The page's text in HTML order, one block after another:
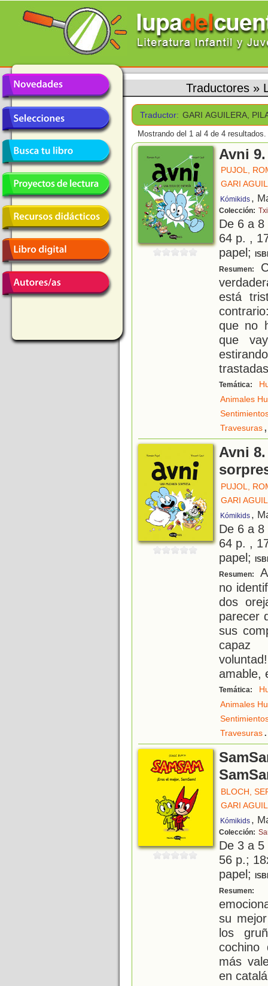
Traductores »
Traductor: GARI AGUILERA,
Mostrando del 1 al 4 de 4 resultados.
Avni
PUJOL,
GARI
Kómikids ,
Colección:
De 6 a
64 p. ,
papel;
Resumen:
está
que no
que
trastadas
Temática:
Animales
Travesuras,
Avni
PUJOL,
GARI
Kómikids ,
De 6 a
64 p. ,
papel;
Resumen:
no
dos
parecer
sus
capaz
amable,
Temática:
Animales
Travesuras.
BLOCH,
GARI
Kómikids ,
Colección:
De 3 a
56 p.;
papel;
Resumen:
su
los
cochino
más
en